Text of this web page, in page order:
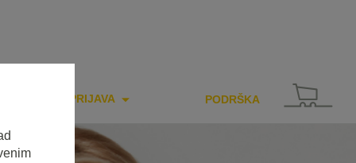
PRIJAVA PODRŠKA